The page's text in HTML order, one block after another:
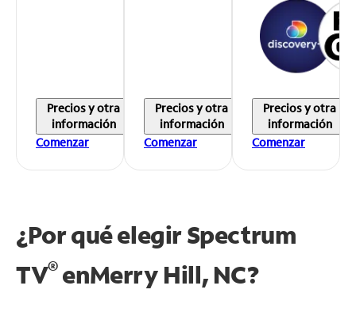
Precios y otra
información
Comenzar
Precios y otra
información
Comenzar
Precios y otra
información
Comenzar
¿Por qué elegir Spectrum
TV®enMerry Hill, NC?